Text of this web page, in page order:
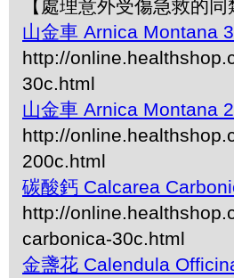
【處理意外受傷急救的同
山金車 Arnica Montana
http://
30c.html
山金車 Arnica Montana
http://
200c.html
碳酸鈣 Calcarea
http://
carbonica-30c.html
金盞花 Calendula